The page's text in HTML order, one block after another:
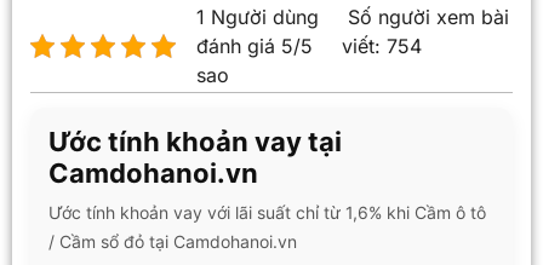
1 Người dùng
đánh giá 5/5
sao
Số người xem bài
viết: 754
Ước tính khoản vay tại
Camdohanoi.vn
Ước tính khoản vay với lãi suất chỉ từ 1,6% khi Cầm ô tô
/ Cầm sổ đỏ tại Camdohanoi.vn